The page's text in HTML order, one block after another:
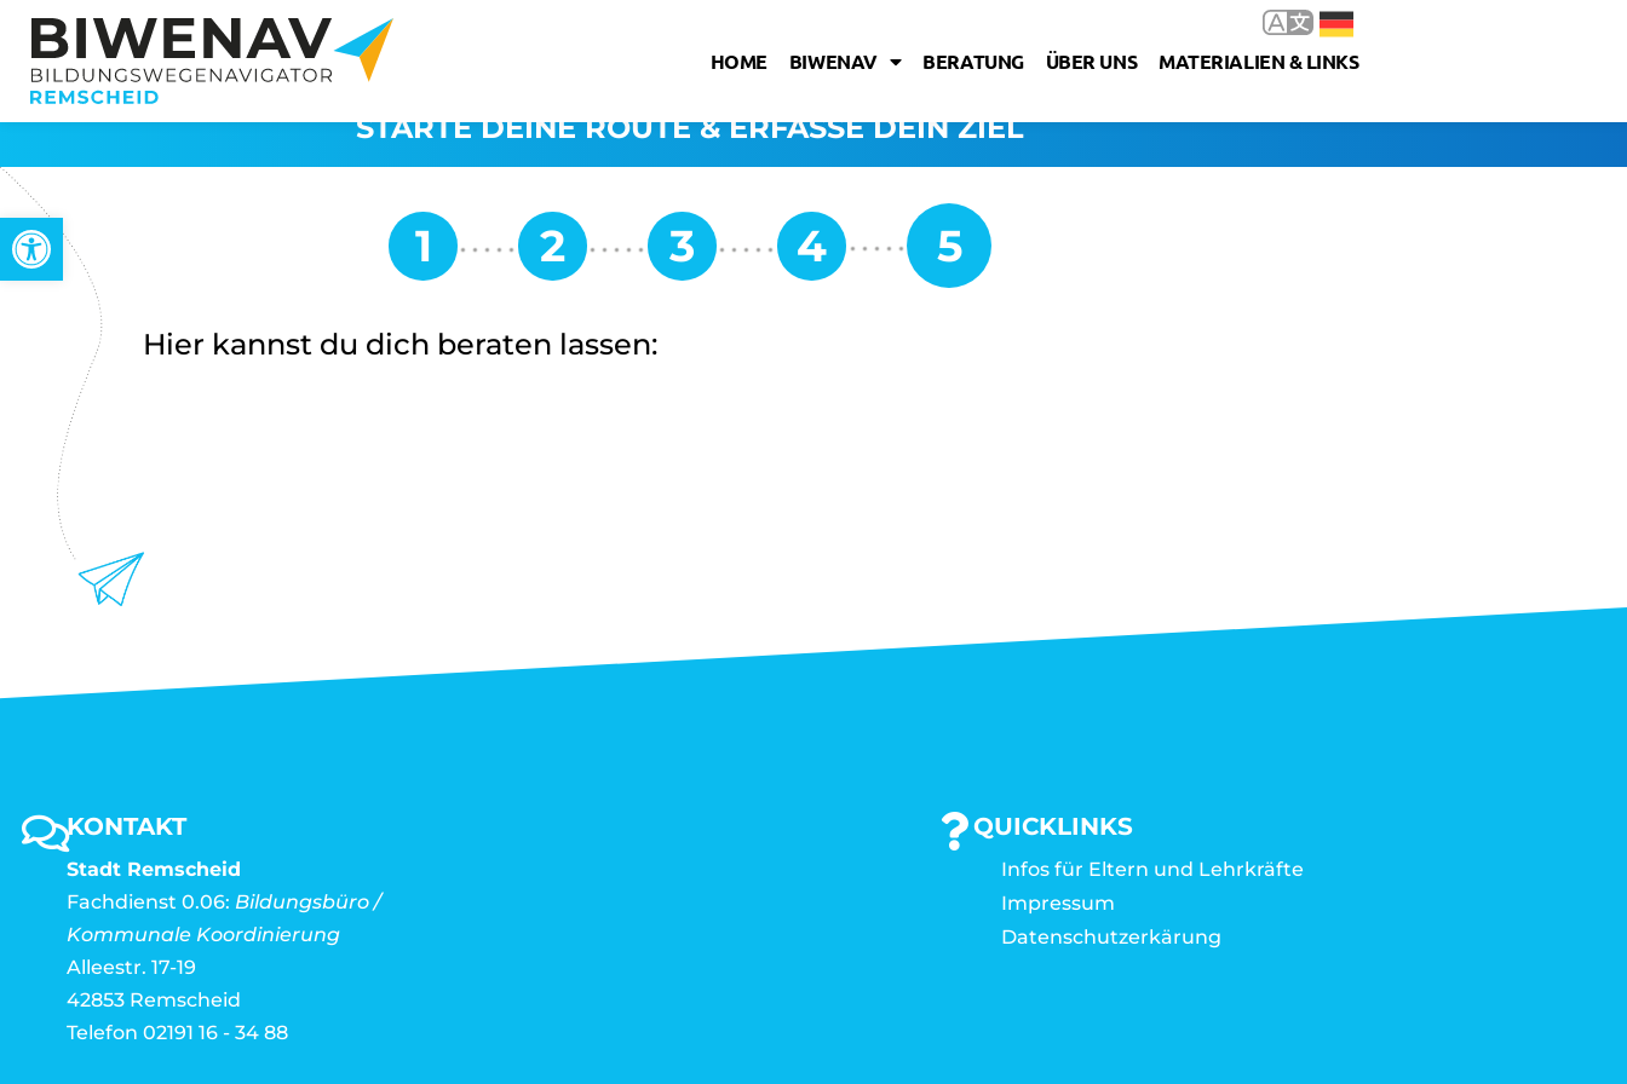
Werkzeugleiste öffnen
HOME BIWENAV BERATUNG ÜBER UNS MATERIALIEN & LINKS
STARTE DEINE ROUTE & ERFASSE DEIN ZIEL
Hier kannst du dich beraten lassen:
KONTAKT
Stadt Remscheid
Fachdienst 0.06: Bildungsbüro /
Kommunale Koordinierung
Alleestr. 17-19
42853 Remscheid
Telefon 02191 16 - 34 88
QUICKLINKS
Infos für Eltern und Lehrkräfte
Impressum
Datenschutzerkärung